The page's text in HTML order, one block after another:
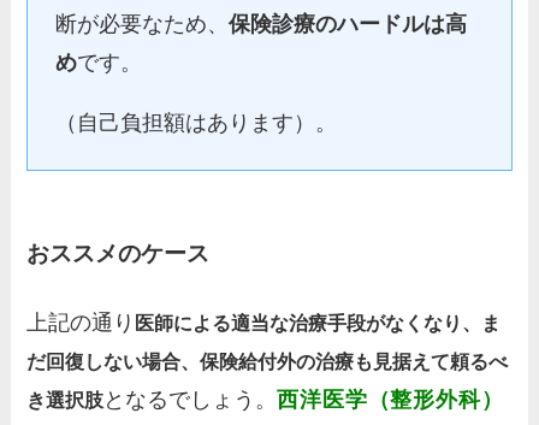
断が必要なため、 保険診療のハードルは高
めです。
（自己負担額はあります）。
おススメのケース
上記の通り 医師による適当な治療手段がなくなり、ま
だ回復しない場合、保険給付外の治療も見据えて頼るべ
き選択肢となるでしょう。西洋医学（整形外科）